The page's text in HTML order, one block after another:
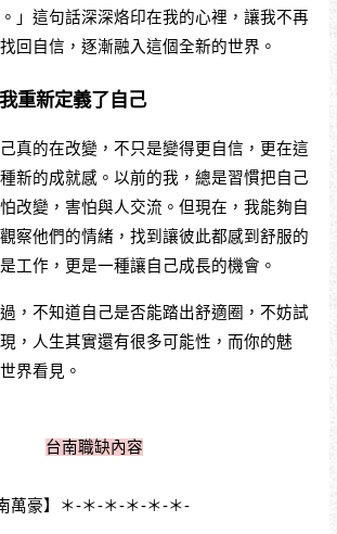
」這句話深深烙印在我的心裡，讓我不再
回自信，逐漸融入這個全新的世界。
重新定義了自己
真的在改變，不只是變得更自信，更在這
新的成就感。以前的我，總是習慣把自己
改變，害怕與人交流。但現在，我能夠自
察他們的情緒，找到讓彼此都感到舒服的
工作，更是一種讓自己成長的機會。
，不知道自己是否能踏出舒適圈，不妨試
，人生其實還有很多可能性，而你的魅
界看見。
台南職缺內容
萬豪】＊-＊-＊-＊-＊-＊-